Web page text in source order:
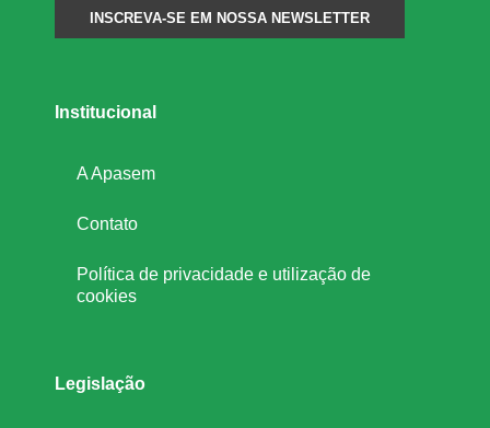
Institucional
A Apasem
Contato
Política de privacidade e utilização de
cookies
Legislação